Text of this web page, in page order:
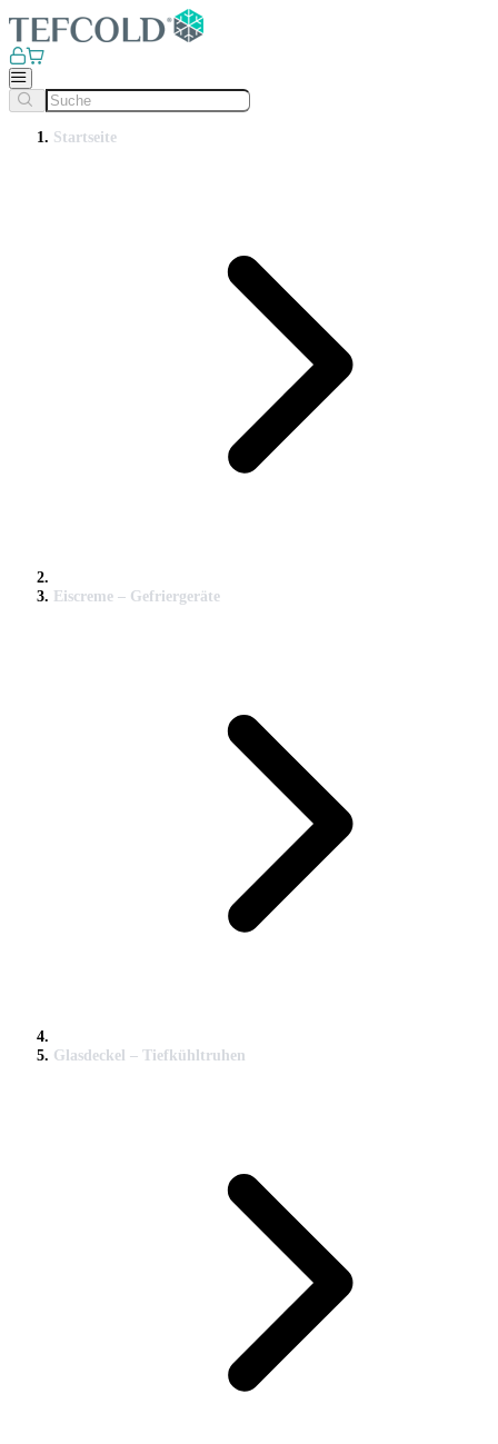
Startseite
Eiscreme – Gefriergeräte
Glasdeckel – Tiefkühltruhen